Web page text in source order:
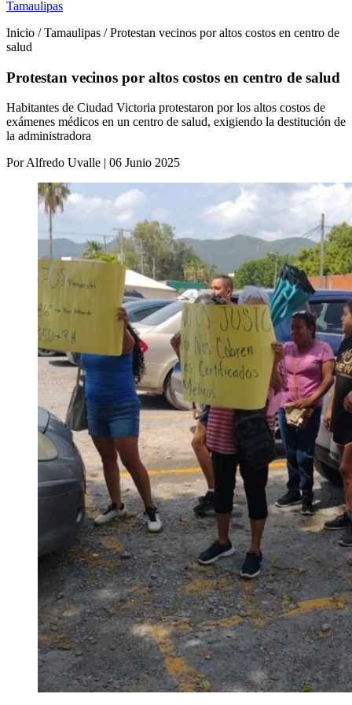
Tamaulipas
Inicio / Tamaulipas / Protestan vecinos por altos costos en centro de
salud
Protestan vecinos por altos costos en centro de salud
Habitantes de Ciudad Victoria protestaron por los altos costos de
exámenes médicos en un centro de salud, exigiendo la destitución de
la administradora
Por Alfredo Uvalle | 06 Junio 2025